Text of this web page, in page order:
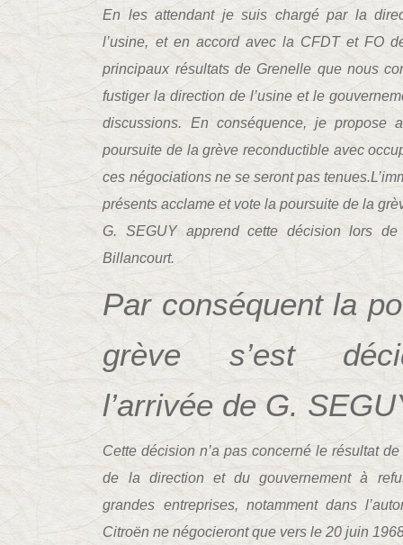
En les attendant je suis chargé par la
l’usine, et en accord avec la CFDT et FO
principaux résultats de Grenelle que nous
fustiger la direction de l’usine et le
discussions. En conséquence, je propose
poursuite de la grève reconductible avec
ces négociations ne se seront pas
présents acclame et vote la poursuite de la
G. SEGUY apprend cette décision lors
Billancourt.
Par conséquent la
grève s’est
l’arrivée de G.
Cette décision n’a pas concerné le résultat
de la direction et du gouvernement à
grandes entreprises, notamment dans
Citroën ne négocieront que vers le 20 juin